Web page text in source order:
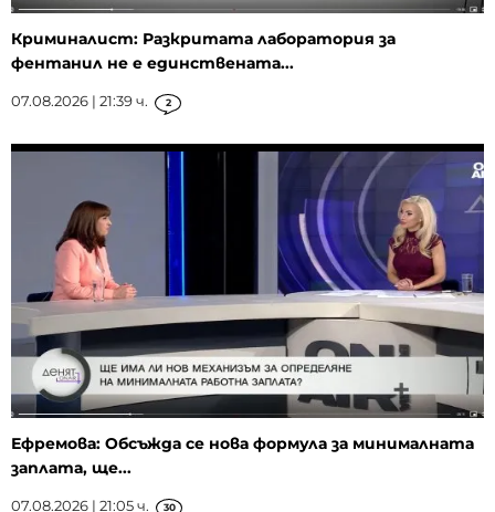
Криминалист: Разкритата лаборатория за
фентанил не е единствената...
07.08.2026 | 21:39 ч. 2
Ефремова: Обсъжда се нова формула за минималната
заплата, ще...
07.08.2026 | 21:05 ч. 30